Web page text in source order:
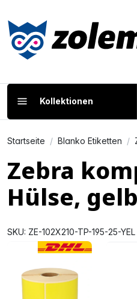
Kollektionen
Startseite Blanko Etiketten
Zebra
Hülse,
SKU: ZE-102X210-TP-195-25-YEL